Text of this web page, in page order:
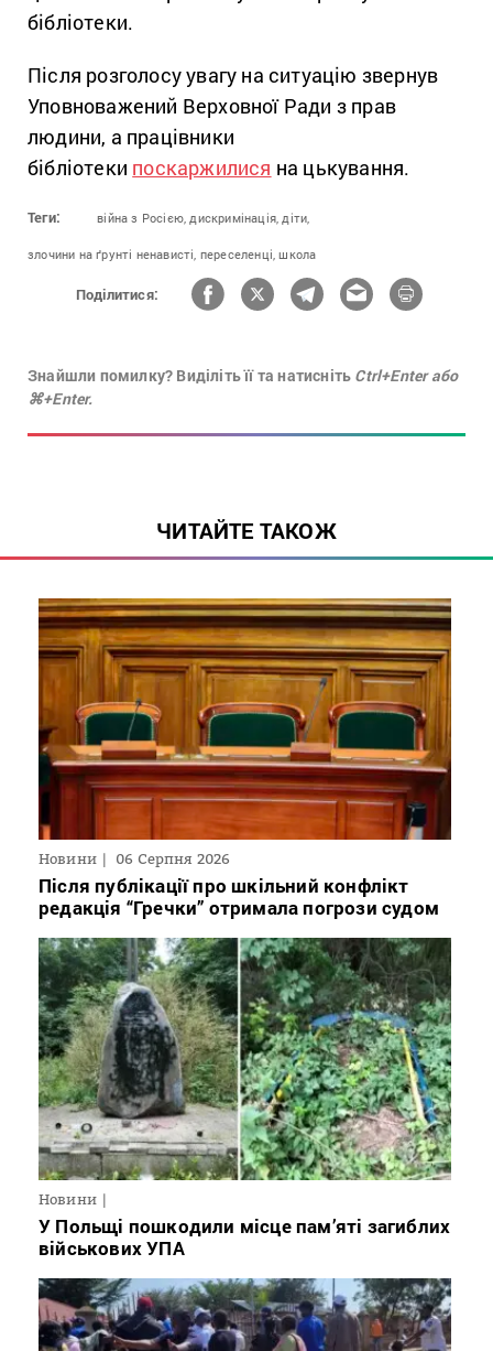
бібліотеки.
Після розголосу увагу на ситуацію звернув
Уповноважений Верховної Ради з прав
людини, а працівники
бібліотеки поскаржилися на цькування.
Теги: війна з Росією, дискримінація, діти,
злочини на ґрунті ненависті, переселенці, школа
Поділитися:
Знайшли помилку? Виділіть її та натисніть Ctrl+Enter або
⌘+Enter.
ЧИТАЙТЕ ТАКОЖ
Новини 06 Серпня 2026
Після публікації про шкільний конфлікт
редакція “Гречки” отримала погрози судом
Новини
У Польщі пошкодили місце пам’яті загиблих
військових УПА